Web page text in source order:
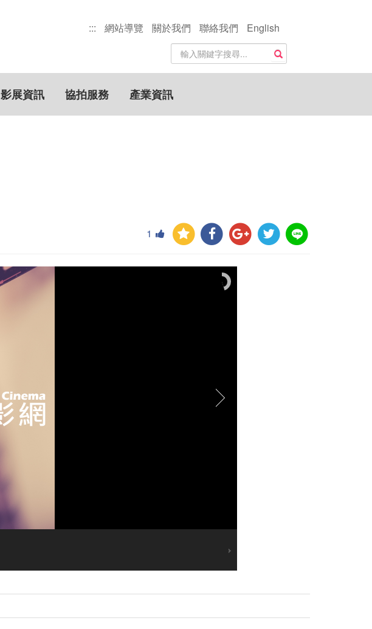
::: 網站導覽 關於我們 聯絡我們
English
站
內
搜
尋
關
鍵
搜尋
影展資訊 協拍服務 產業資訊
1